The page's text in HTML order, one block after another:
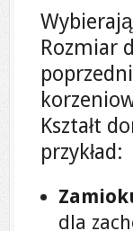
Rozmiar
Kształt
przykład:
dla